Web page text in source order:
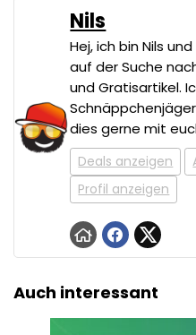
Nils
Hej, ich bin Nils
auf der Suche
und Gratisartikel.
dies gerne mit
Deals anzeigen
Profil anzeigen
Auch interessant